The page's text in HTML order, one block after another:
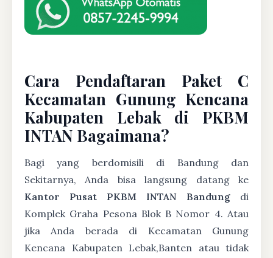
Cara Pendaftaran Paket C
Kecamatan Gunung Kencana
Kabupaten Lebak di PKBM
INTAN Bagaimana?
Bagi yang berdomisili di Bandung dan
Sekitarnya, Anda bisa langsung datang ke
Kantor Pusat PKBM INTAN Bandung di
Komplek Graha Pesona Blok B Nomor 4. Atau
jika Anda berada di Kecamatan Gunung
Kencana Kabupaten Lebak,Banten atau tidak